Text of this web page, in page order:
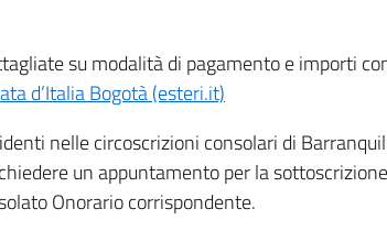
su modalità di pagamento e importi
d’Italia Bogotà (esteri.it)
nelle circoscrizioni consolari di
un appuntamento per la
Onorario corrispondente.